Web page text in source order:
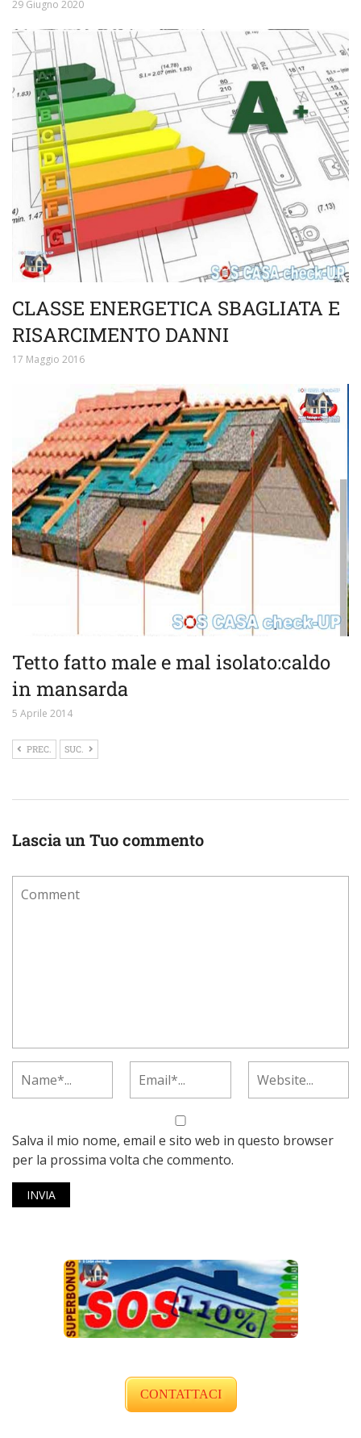
29 Giugno 2020
CLASSE ENERGETICA SBAGLIATA E
RISARCIMENTO DANNI
17 Maggio 2016
Tetto fatto male e mal isolato:caldo
in mansarda
5 Aprile 2014
PREC. SUC.
Lascia un Tuo commento
Salva il mio nome, email e sito web in questo browser
per la prossima volta che commento.
CONTATTACI